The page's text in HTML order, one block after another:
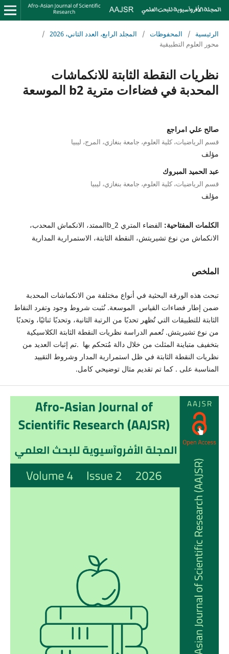
الرئيسية / المحفوظات / المجلد الرابع، العدد الثاني، 2026
/
محور العلوم التطبيقية
نظريات النقطة الثابتة للانكماشات
المحدبة في فضاءات مترية b2 الموسعة
صالح علي امراجع
قسم الرياضيات، كلية العلوم، جامعة بنغازي، المرج، ليبيا
مؤلف
عبد الحميد المبروك
قسم الرياضيات، كلية العلوم، جامعة بنغازي، ليبيا
مؤلف
الكلمات المفتاحية:
الفضاء المتري b_2الممتد، الانكماش المحدب،
الانكماش من نوع تشيريتش، النقطة الثابتة، الاستمرارية المدارية
الملخص
تبحث هذه الورقة البحثية في أنواع مختلفة من الانكماشات المحدبة
ضمن إطار فضاءات القياس الموسعة. نُثبت شروط وجود وتفرد النقاط
الثابتة للتطبيقات التي تُظهر تحدبًا من الرتبة الثانية، وتحدبًا ثنائيًا، وتحدبًا
من نوع تشيريتش. تُعمم الدراسة نظريات النقطة الثابتة الكلاسيكية
بتخفيف متباينة المثلث من خلال دالة مُتحكم بها .تم إثبات العديد من
نظريات النقطة الثابتة في ظل استمرارية المدار وشروط التقييد
المناسبة على . كما تم تقديم مثال توضيحي كامل.